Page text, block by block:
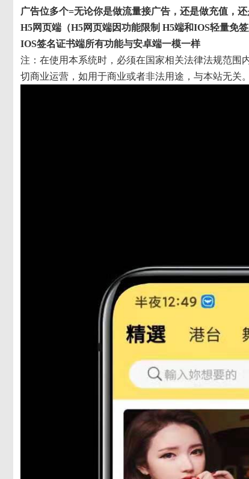
广告位多个=无论你是做流量接广告，还是做充值，
H5网页端（H5网页端因功能限制 H5端和IOS轻量免
IOS签名证书端所有功能与安卓端一模一样
注：在使用本系统时，必须在国家相关法律法规范围
切商业运营，如用于商业或者非法用途，与本站无关